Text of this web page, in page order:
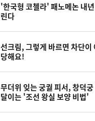
'한국형 코첼라' 패노메논 내
린다
선크림, 그렇게 바르면 차단이
당해요!
무더위 잊는 궁궐 피서, 창덕
달이는 '조선 왕실 보양 비법'